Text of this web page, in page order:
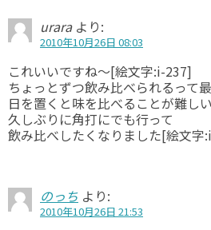
urara より:
2010年10月26日 08:03
これいいですね～[絵文字:i-237]
ちょっとずつ飲み比べられるって
日を置くと味を比べることが難し
久しぶりに角打にでも行って
飲み比べしたくなりました[絵文字
のっち より:
2010年10月26日 21:53